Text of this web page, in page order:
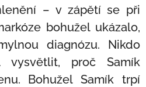
– v zápětí se při
bohužel ukázalo,
diagnózu. Nikdo
vysvětlit, proč Samík
Bohužel Samík trpí